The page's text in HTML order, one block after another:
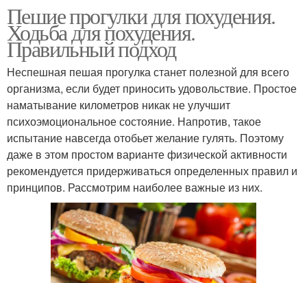
Пешие прогулки для похудения.
Ходьба для похудения.
Правильный подход
Неспешная пешая прогулка станет полезной для всего
организма, если будет приносить удовольствие. Простое
наматывание километров никак не улучшит
психоэмоциональное состояние. Напротив, такое
испытание навсегда отобьет желание гулять. Поэтому
даже в этом простом варианте физической активности
рекомендуется придерживаться определенных правил и
принципов. Рассмотрим наиболее важные из них.